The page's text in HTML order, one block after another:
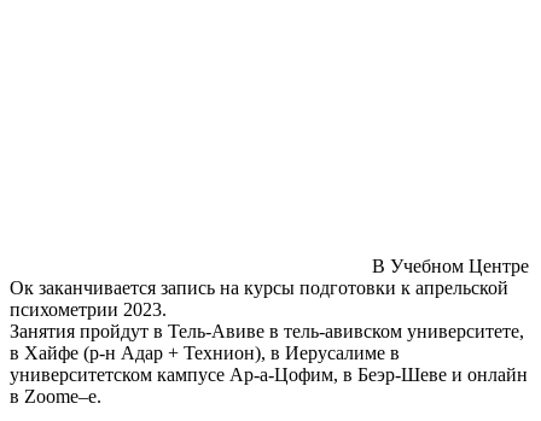
В Учебном Центре
Ок заканчивается запись на курсы подготовки к апрельской
психометрии 2023.
Занятия пройдут в Тель-Авиве в тель-авивском университете,
в Хайфе (р-н Адар + Технион), в Иерусалиме в
университетском кампусе Ар-а-Цофим, в Беэр-Шеве и онлайн
в Zoome–e.